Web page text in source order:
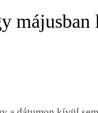
májusban